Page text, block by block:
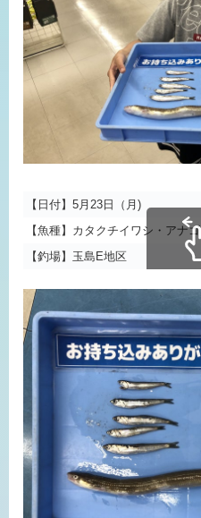
【日付】5月23日（月)
【魚種】カタクチイワシ・アナゴ
【釣場】玉島E地区